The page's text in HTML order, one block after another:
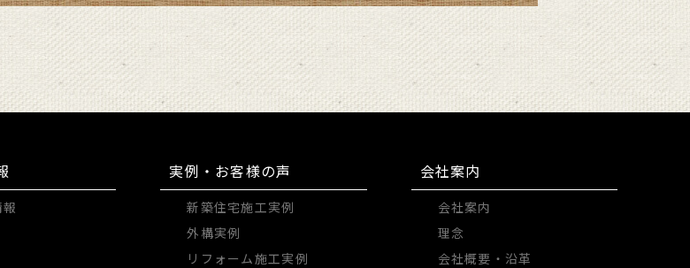
実例・お客様の声
新築住宅施工実例
外構実例
リフォーム施工実例
会社案内
会社案内
理念
会社概要・沿革